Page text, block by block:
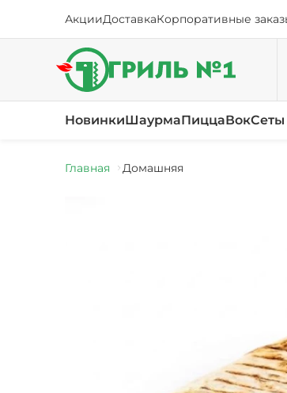
АкцииДоставкаКорпоративные
НовинкиШаурмаПиццаВок
Главная Домашняя